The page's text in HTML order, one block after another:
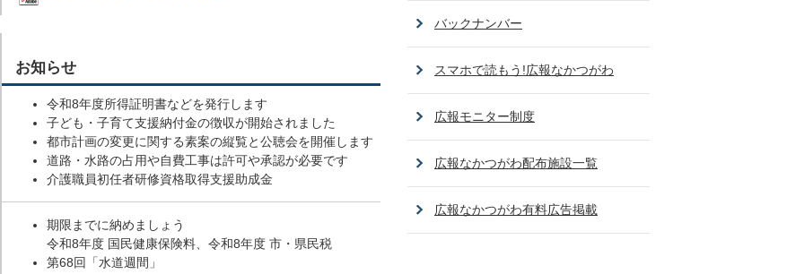
お知らせ
令和8年度所得証明書などを発行します
子ども・子育て支援納付金の徴収が開始されました
都市計画の変更に関する素案の縦覧と公聴会を開催します
道路・水路の占用や自費工事は許可や承認が必要です
介護職員初任者研修資格取得支援助成金
期限までに納めましょう
令和8年度 国民健康保険料、令和8年度 市・県民税
第68回「水道週間」
バックナンバー
スマホで読もう!広報なかつがわ
広報モニター制度
広報なかつがわ配布施設一覧
広報なかつがわ有料広告掲載